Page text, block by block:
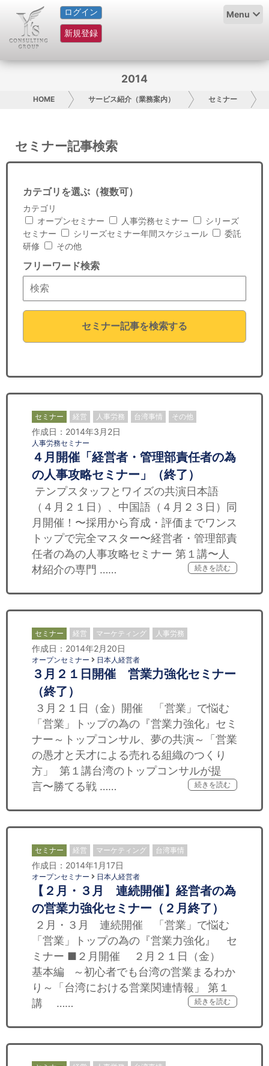
ログイン
新規登録
Menu
HOME
サービス紹介
グループ概要
日本人にPR
コンサルティング
リサーチ
セミナー
経済ニュース
2014
HOME サービス紹介（業務案内） セミナー
セミナー記事検索
カテゴリを選ぶ（複数可）
カテゴリ
オープンセミナー
人事労務セミナー
シリーズ
セミナー
シリーズセミナー年間スケジュール
委託
研修
その他
フリーワード検索
セミナー記事を検索する
セミナー 経営 人事労務 台湾事情 その他
作成日：2014年3月2日
人事労務セミナー
４月開催「経営者・管理部責任者の為
の人事攻略セミナー」（終了）
テンプスタッフとワイズの共演日本語
（４月２１日）、中国語（４月２３日）同
月開催！〜採用から育成・評価までワンス
トップで完全マスター〜経営者・管理部責
任者の為の人事攻略セミナー 第１講〜人
材紹介の専門 ……
続きを読む
セミナー 経営 マーケティング 人事労務
作成日：2014年2月20日
オープンセミナー 日本人経営者
３月２１日開催 営業力強化セミナー
（終了）
３月２１日（金）開催 「営業」で悩む
「営業」トップの為の『営業力強化』セミ
ナー～トップコンサル、夢の共演～「営業
の愚才と天才による売れる組織のつくり
方」 第１講台湾のトップコンサルが提
言〜勝てる戦 ……
続きを読む
セミナー 経営 マーケティング 台湾事情
作成日：2014年1月17日
オープンセミナー 日本人経営者
【２月・３月 連続開催】経営者の為
の営業力強化セミナー（２月終了）
２月・３月 連続開催 「営業」で悩む
「営業」トップの為の『営業力強化』 セ
ミナー ■２月開催 ２月２１日（金）
基本編 ～初心者でも台湾の営業まるわか
り～「台湾における営業関連情報」 第１
講 ……
続きを読む